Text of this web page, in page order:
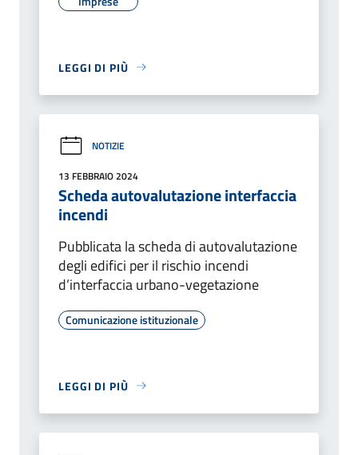
LEGGI DI PIÙ
NOTIZIE
13 FEBBRAIO 2024
Scheda autovalutazione interfaccia
incendi
Pubblicata la scheda di autovalutazione
degli edifici per il rischio incendi
d’interfaccia urbano-vegetazione
Comunicazione istituzionale
LEGGI DI PIÙ